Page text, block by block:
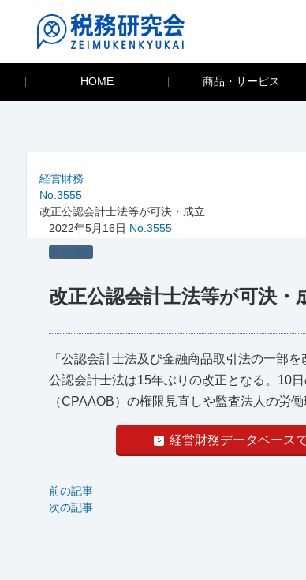
HOME 商品・サービス
経営財務
No.3555
改正公認会計士法等が可決・成立
2022年5月16日 No.3555
アングル
改正公認会計士法等が可決・
「公認会計士法及び金融商品取引法の一部
公認会計士法は15年ぶりの改正となる。10
（CPAAOB）の権限見直しや監査法人の労
経営財務データベース
前の記事
次の記事